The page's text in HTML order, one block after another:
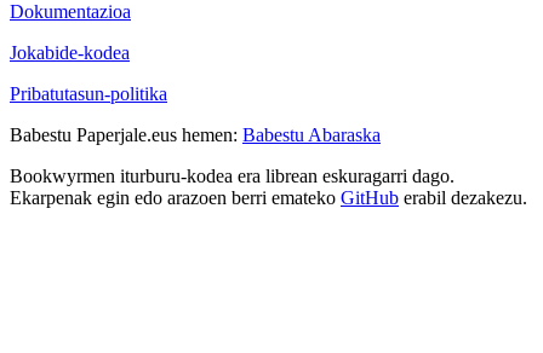
Dokumentazioa
Jokabide-kodea
Pribatutasun-politika
Babestu Paperjale.eus hemen: Babestu Abaraska
Bookwyrmen iturburu-kodea era librean eskuragarri dago.
Ekarpenak egin edo arazoen berri emateko GitHub erabil dezakezu.